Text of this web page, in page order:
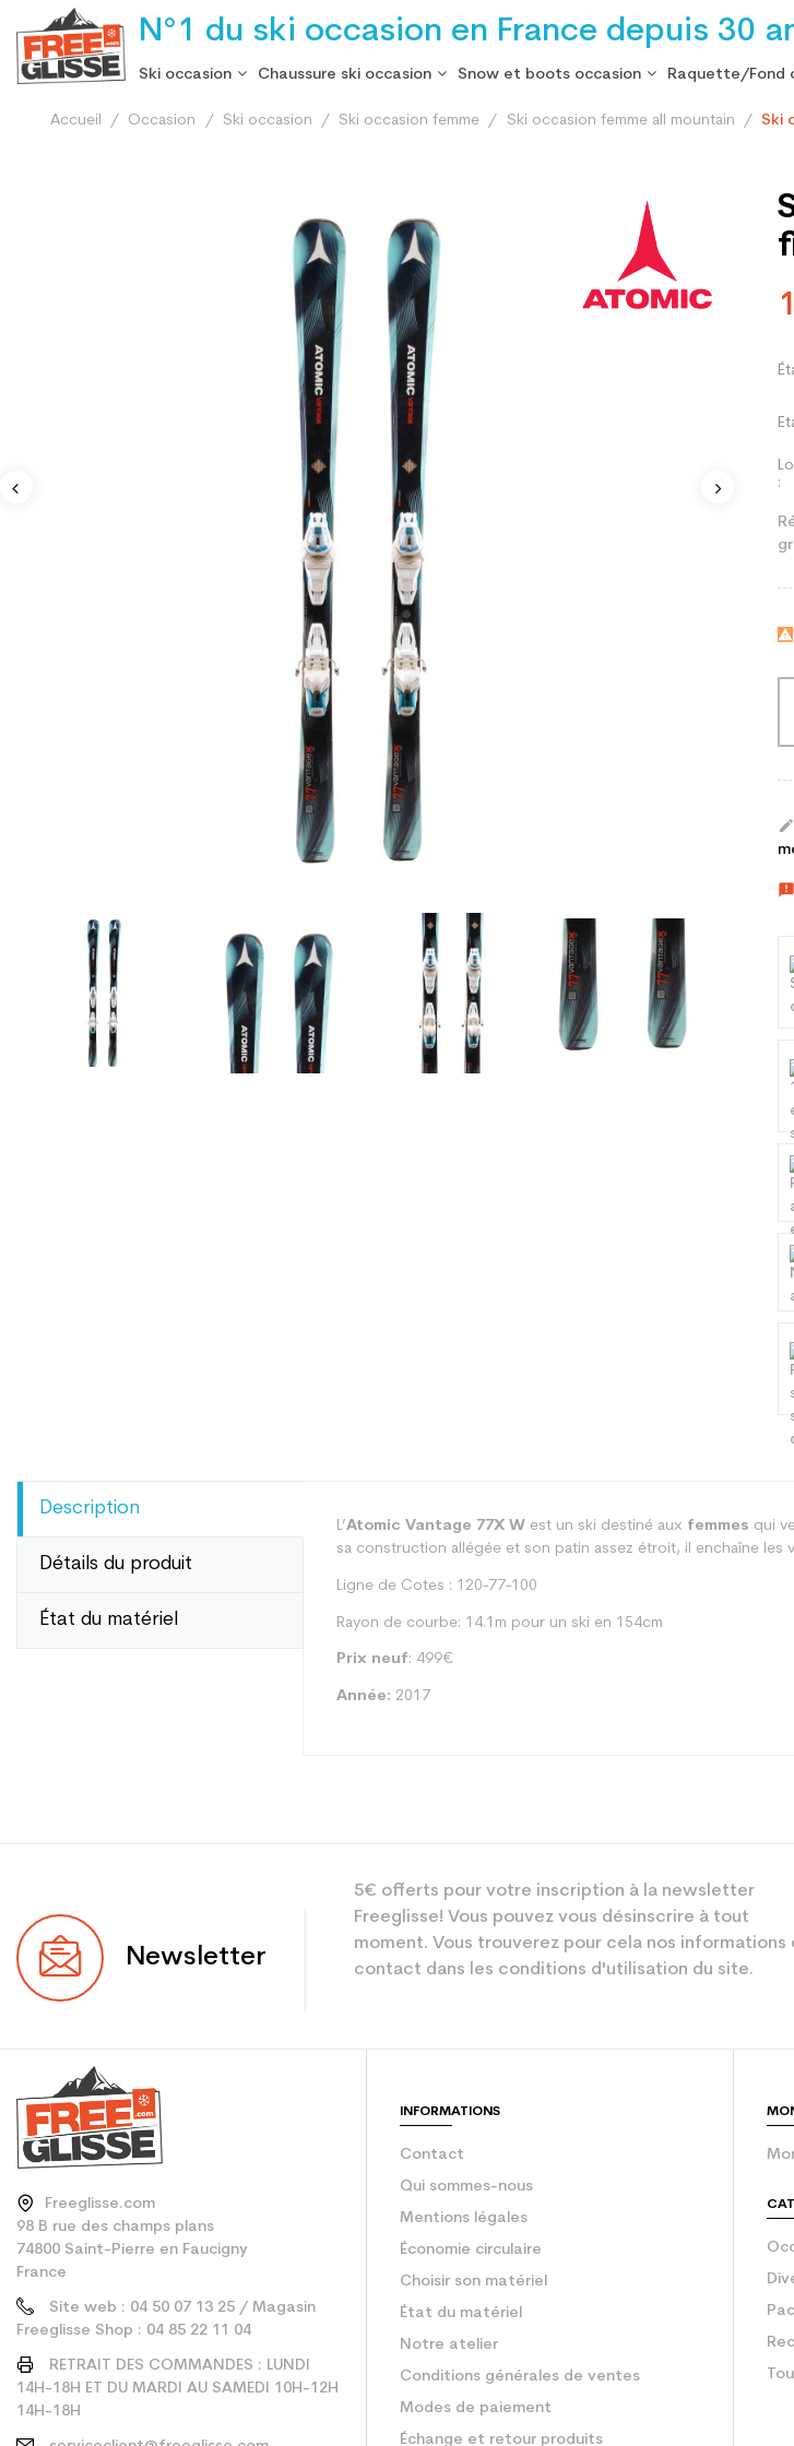
N°1 du ski occasion en France depuis 30
Ski occasion Chaussure ski occasion Snow et boots occasion Raquette/Fond
Accueil Occasion Ski occasion Ski occasion femme Ski occasion femme all mountain Ski
:

edit
announcement
Description
Détails du produit
État du matériel
L’Atomic Vantage 77X W est un ski destiné aux femmes qui
sa construction allégée et son patin assez étroit, il enchaîne les
Ligne de Cotes : 120-77-100
Rayon de courbe: 14.1m pour un ski en 154cm
Prix neuf: 499€
Année: 2017
Utilisateur
Niveau
Type de produit
Newsletter
5€ offerts pour votre inscription à la newsletter
Freeglisse! Vous pouvez vous désinscrire à tout
moment. Vous trouverez pour cela nos informations
contact dans les conditions d'utilisation du site.
Freeglisse.com
98 B rue des champs plans
74800 Saint-Pierre en Faucigny
France
Site web : 04 50 07 13 25 / Magasin
Freeglisse Shop : 04 85 22 11 04
RETRAIT DES COMMANDES : LUNDI
14H-18H ET DU MARDI AU SAMEDI 10H-12H
14H-18H
INFORMATIONS
Contact
Qui sommes-nous
Mentions légales
Économie circulaire
Choisir son matériel
État du matériel
Notre atelier
Conditions générales de ventes
Modes de paiement
Échange et retour produits